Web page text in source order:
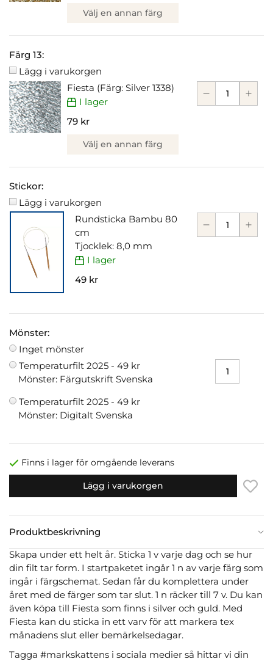
Välj en annan färg
Färg 13:
Lägg i varukorgen
Fiesta (Färg: Silver 1338)
I lager
79 kr
Välj en annan färg
Stickor:
Lägg i varukorgen
Rundsticka Bambu 80
cm
Tjocklek: 8,0 mm
I lager
49 kr
Mönster:
Inget mönster
Temperaturfilt 2025 - 49 kr
Mönster: Färgutskrift Svenska
Temperaturfilt 2025 - 49 kr
Mönster: Digitalt Svenska
Finns i lager för omgående leverans
Lägg i varukorgen
Produktbeskrivning
Skapa under ett helt år. Sticka 1 v varje dag och se hur
din filt tar form. I startpaketet ingår 1 n av varje färg som
ingår i färgschemat. Sedan får du komplettera under
året med de färger som tar slut. 1 n räcker till 7 v. Du kan
även köpa till Fiesta som finns i silver och guld. Med
Fiesta kan du sticka in ett varv för att markera tex
månadens slut eller bemärkelsedagar.
Tagga #markskattens i sociala medier så hittar vi din